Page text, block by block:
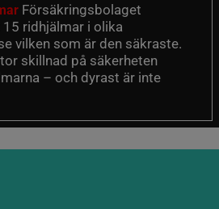
Försäkringsbolaget
ridhjälmar i olika
vilken som är den säkraste.
skillnad på säkerheten
– och dyrast är inte